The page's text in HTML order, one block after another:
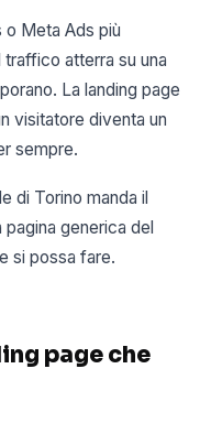
o Meta Ads più
atterra su una
La landing page
visitatore diventa un
sempre.
di Torino manda il
generica del
si possa fare.
page che